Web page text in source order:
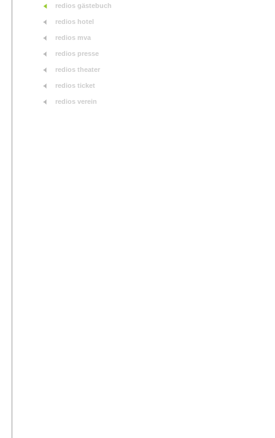
redios gästebuch
redios hotel
redios mva
redios presse
redios theater
redios ticket
redios verein